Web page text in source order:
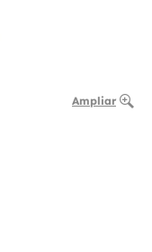
Ampliar